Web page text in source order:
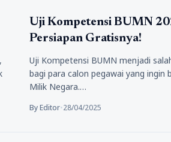
Pendidikan
Uji Kompetensi BUMN
Persiapan Gratisnya!
Uji Kompetensi BUMN menjadi
bagi para calon pegawai yang ingin
Milik Negara.…
By Editor•28/04/2025